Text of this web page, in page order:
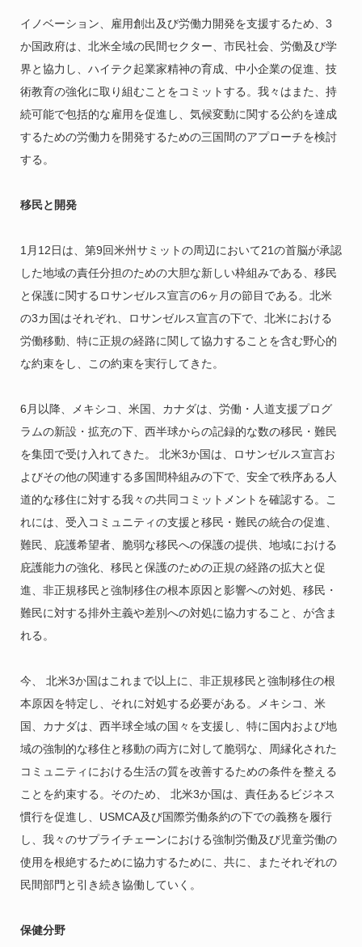
イノベーション、雇用創出及び労働力開発を支援するため、3
か国政府は、北米全域の民間セクター、市民社会、労働及び学
界と協力し、ハイテク起業家精神の育成、中小企業の促進、技
術教育の強化に取り組むことをコミットする。我々はまた、持
続可能で包括的な雇用を促進し、気候変動に関する公約を達成
するための労働力を開発するための三国間のアプローチを検討
する。
移民と開発
1月12日は、第9回米州サミットの周辺において21の首脳が承認
した地域の責任分担のための大胆な新しい枠組みである、移民
と保護に関するロサンゼルス宣言の6ヶ月の節目である。北米
の3カ国はそれぞれ、ロサンゼルス宣言の下で、北米における
労働移動、特に正規の経路に関して協力することを含む野心的
な約束をし、この約束を実行してきた。
6月以降、メキシコ、米国、カナダは、労働・人道支援プログ
ラムの新設・拡充の下、西半球からの記録的な数の移民・難民
を集団で受け入れてきた。 北米3か国は、ロサンゼルス宣言お
よびその他の関連する多国間枠組みの下で、安全で秩序ある人
道的な移住に対する我々の共同コミットメントを確認する。こ
れには、受入コミュニティの支援と移民・難民の統合の促進、
難民、庇護希望者、脆弱な移民への保護の提供、地域における
庇護能力の強化、移民と保護のための正規の経路の拡大と促
進、非正規移民と強制移住の根本原因と影響への対処、移民・
難民に対する排外主義や差別への対処に協力すること、が含ま
れる。
今、 北米3か国はこれまで以上に、非正規移民と強制移住の根
本原因を特定し、それに対処する必要がある。メキシコ、米
国、カナダは、西半球全域の国々を支援し、特に国内および地
域の強制的な移住と移動の両方に対して脆弱な、周縁化された
コミュニティにおける生活の質を改善するための条件を整える
ことを約束する。そのため、 北米3か国は、責任あるビジネス
慣行を促進し、USMCA及び国際労働条約の下での義務を履行
し、我々のサプライチェーンにおける強制労働及び児童労働の
使用を根絶するために協力するために、共に、またそれぞれの
民間部門と引き続き協働していく。
保健分野